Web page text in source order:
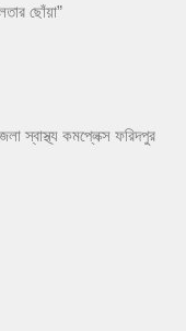
ছোঁয়া”
স্বাস্থ্য কমপ্লেক্স ফরিদপুর